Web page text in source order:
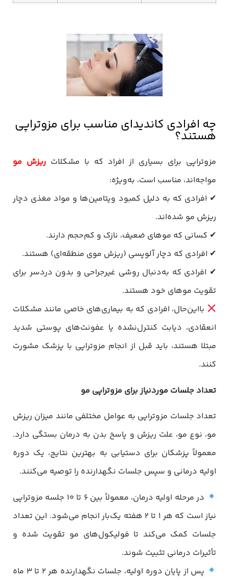
چه افرادی کاندیدای مناسب برای مزوتراپی
هستند؟
مزوتراپی برای بسیاری از افراد که با مشکلات ریزش مو
مواجه‌اند، مناسب است، به‌ویژه:
✔ افرادی که به دلیل کمبود ویتامین‌ها و مواد مغذی دچار
ریزش مو شده‌اند.
✔ کسانی که موهای ضعیف، نازک و کم‌حجم دارند.
✔ افرادی که دچار آلوپسی (ریزش موی منطقه‌ای) هستند.
✔ افرادی که به‌دنبال روشی غیرجراحی و بدون دردسر برای
تقویت موهای خود هستند.
بااین‌حال، افرادی که به بیماری‌های خاصی مانند مشکلات
انعقادی، دیابت کنترل‌نشده یا عفونت‌های پوستی شدید
مبتلا هستند، باید قبل از انجام مزوتراپی با پزشک مشورت
کنند.
تعداد جلسات موردنیاز برای مزوتراپی مو
تعداد جلسات مزوتراپی به عوامل مختلفی مانند میزان ریزش
مو، نوع مو، علت ریزش و پاسخ بدن به درمان بستگی دارد.
معمولاً پزشکان برای دستیابی به بهترین نتایج، یک دوره
اولیه درمانی و سپس جلسات نگهدارنده را توصیه می‌کنند.
در مرحله اولیه درمان، معمولاً بین ۶ تا ۱۰ جلسه مزوتراپی
نیاز است که هر ۱ تا ۲ هفته یک‌بار انجام می‌شود. این تعداد
جلسات کمک می‌کند تا فولیکول‌های مو تقویت شده و
تأثیرات درمانی تثبیت شوند.
پس از پایان دوره اولیه، جلسات نگهدارنده هر ۲ تا ۳ ماه